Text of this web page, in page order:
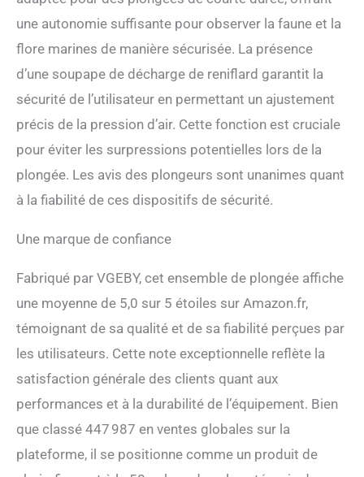
épuisée. Il est recommandé
d'épuiser le gaz dans les 48
surpression située sur le
dessus de la valve
pression, libérer l'air et
évacuer la pression ; filtre à
conception à double filtre,
respirez de l'air pur ;
en silicone, filtre de haute
précision anti-poussière, en
alimentaire, inodore, plus
cohérent et ne se fissure
caoutchouc importé peut
empêcher efficacement les
caoutchouc imperméable
importé est étanche à l'air, à
l'eau et plus sûr. Des
une autonomie suffisante pour observer la faune et la
flore marines de manière sécurisée. La présence
d’une soupape de décharge de reniflard garantit la
sécurité de l’utilisateur en permettant un ajustement
précis de la pression d’air. Cette fonction est cruciale
pour éviter les surpressions potentielles lors de la
plongée. Les avis des plongeurs sont unanimes quant
à la fiabilité de ces dispositifs de sécurité.
Une marque de confiance
Fabriqué par VGEBY, cet ensemble de plongée affiche
une moyenne de 5,0 sur 5 étoiles sur Amazon.fr,
témoignant de sa qualité et de sa fiabilité perçues par
les utilisateurs. Cette note exceptionnelle reflète la
satisfaction générale des clients quant aux
performances et à la durabilité de l’équipement. Bien
que classé 447 987 en ventes globales sur la
plateforme, il se positionne comme un produit de